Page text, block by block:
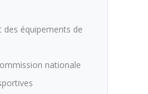
équipements de
nationale